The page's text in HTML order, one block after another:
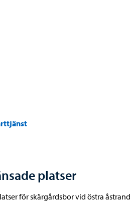
platser
för skärgårdsbor vid östra